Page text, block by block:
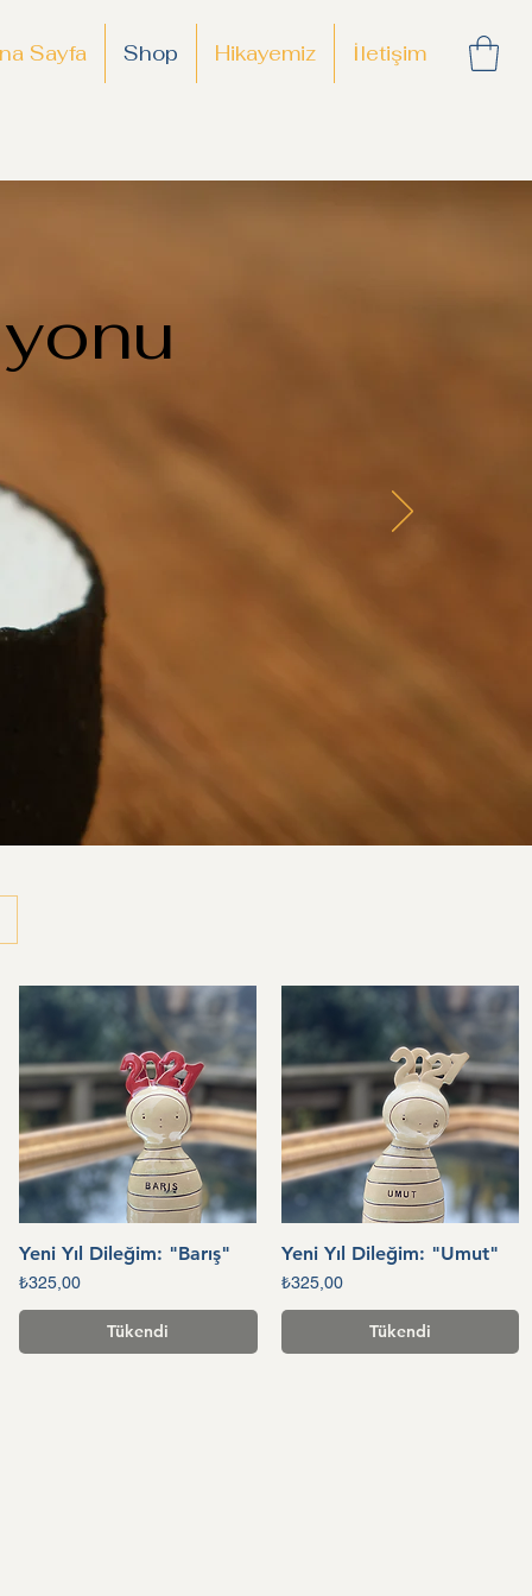
Sayfa Shop Hikayemiz İletişim
Hızlı Bakış
Yeni Yıl Dileğim: "Barış"
Fiyat
₺325,00
Tükendi
Hızlı Bakış
Yeni Yıl Dileğim: "Umut"
Fiyat
₺325,00
Tükendi